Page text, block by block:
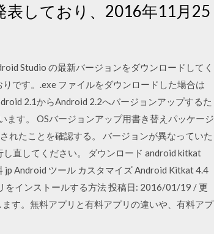
表しており、2016年11月25
Studio の最新バージョンをダウンロードしてく
です。.exe ファイルをダウンロードした場合は
2.1からAndroid 2.2へバージョンアップするた
す。 OSバージョンアップ用書き替えパッケージ
たことを確認する。 バージョンが異なっていた
直してください。 ダウンロード android kitkat
Android ツール カスタマイズ Android Kitkat 4.4
をインストールする方法 投稿日: 2016/01/19 / 更
す。無料アプリと有料アプリの違いや、有料アプ